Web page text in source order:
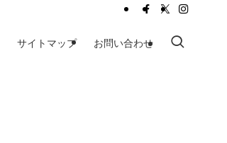
サイトマップ お問い合わせ